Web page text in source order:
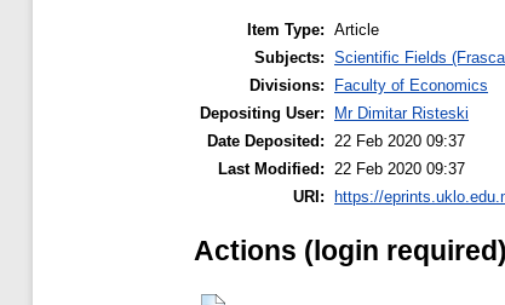
Item Type: Article
Subjects: Scientific Fields
Divisions:
Faculty of Economics
Depositing User:
Mr Dimitar Risteski
Date Deposited:
22 Feb 2020 09:37
Last Modified:
22 Feb 2020 09:37
URI: https://
Actions (login required)